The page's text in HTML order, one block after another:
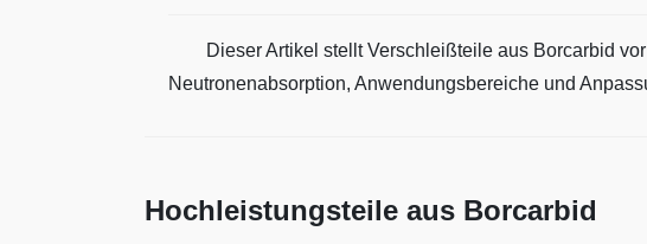
Dieser Artikel stellt Verschleißteile aus Borcarbid
Neutronenabsorption, Anwendungsbereiche und
Hochleistungsteile aus Borcarbid